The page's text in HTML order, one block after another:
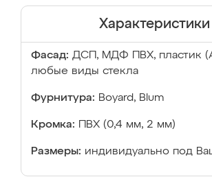
Характеристики
Фасад: ДСП, МДФ ПВХ, пластик
любые виды стекла
Фурнитура: Boyard, Blum
Кромка: ПВХ (0,4 мм, 2 мм)
Размеры: индивидуально под